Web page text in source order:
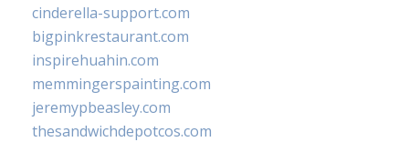
cinderella-support.com
bigpinkrestaurant.com
inspirehuahin.com
memmingerspainting.com
jeremypbeasley.com
thesandwichdepotcos.com